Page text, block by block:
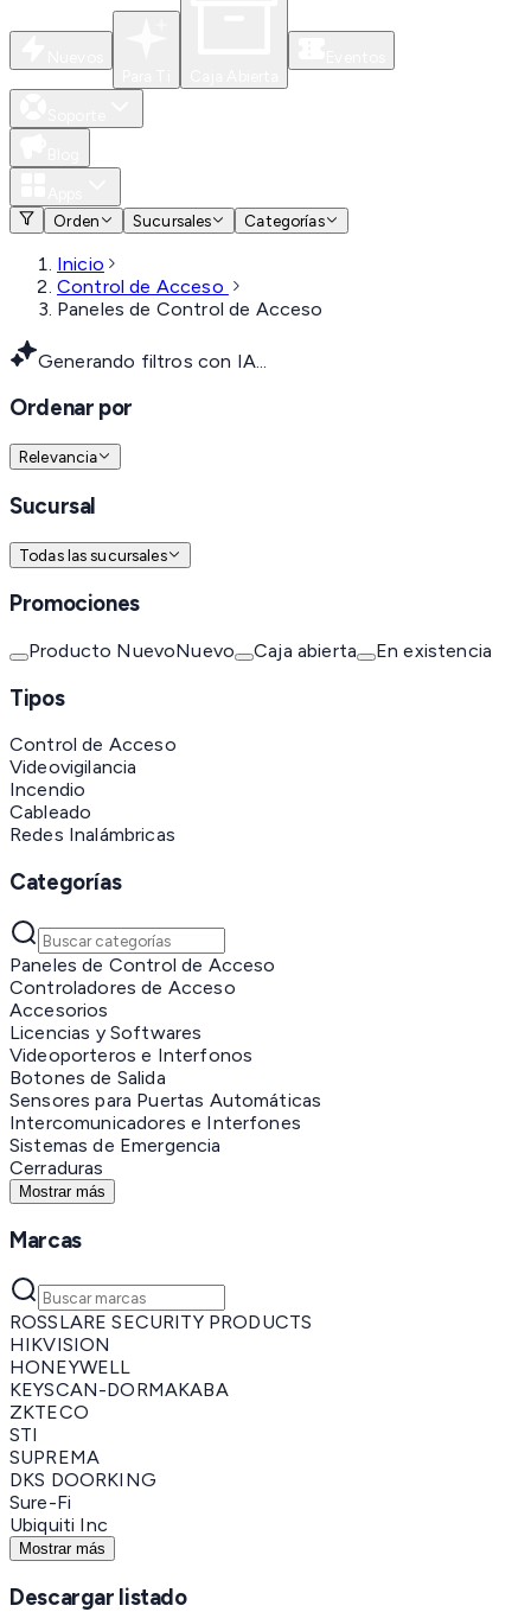
Orden
Sucursales Categorías
Inicio
Control de Acceso
Paneles de Control de Acceso
Generando filtros con IA...
Ordenar por
Relevancia
Sucursal
Todas las sucursales
Promociones
Producto NuevoNuevo Caja abierta En existencia
Tipos
Control de Acceso
Videovigilancia
Incendio
Cableado
Redes Inalámbricas
Categorías
Paneles de Control de Acceso
Controladores de Acceso
Accesorios
Licencias y Softwares
Videoporteros e Interfonos
Botones de Salida
Sensores para Puertas Automáticas
Intercomunicadores e Interfones
Sistemas de Emergencia
Cerraduras
Mostrar más
Marcas
ROSSLARE SECURITY PRODUCTS
HIKVISION
HONEYWELL
KEYSCAN-DORMAKABA
ZKTECO
STI
SUPREMA
DKS DOORKING
Sure-Fi
Ubiquiti Inc
Mostrar más
Descargar listado